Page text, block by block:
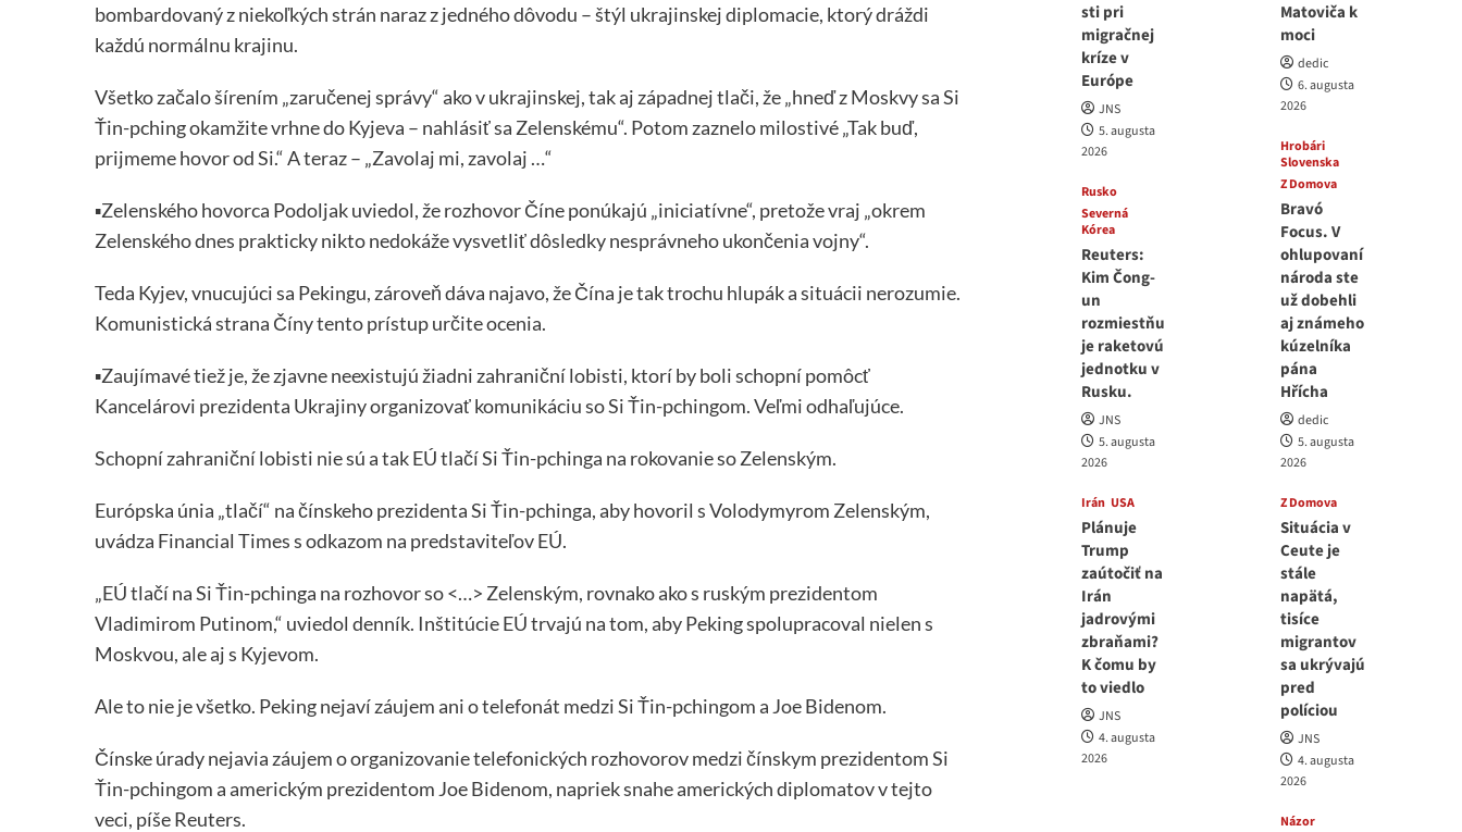
bombardovaný z niekoľkých strán naraz z jedného dôvodu – štýl ukrajinskej diplomacie, ktorý dráždi
každú normálnu krajinu.
Všetko začalo šírením „zaručenej správy“ ako v ukrajinskej, tak aj západnej tlači, že „hneď z Moskvy sa Si
Ťin-pching okamžite vrhne do Kyjeva – nahlásiť sa Zelenskému“. Potom zaznelo milostivé „Tak buď,
prijmeme hovor od Si.“ A teraz – „Zavolaj mi, zavolaj …“
▪️Zelenského hovorca Podoljak uviedol, že rozhovor Číne ponúkajú „iniciatívne“, pretože vraj „okrem
Zelenského dnes prakticky nikto nedokáže vysvetliť dôsledky nesprávneho ukončenia vojny“.
Teda Kyjev, vnucujúci sa Pekingu, zároveň dáva najavo, že Čína je tak trochu hlupák a situácii nerozumie.
Komunistická strana Číny tento prístup určite ocenia.
▪️Zaujímavé tiež je, že zjavne neexistujú žiadni zahraniční lobisti, ktorí by boli schopní pomôcť
Kancelárovi prezidenta Ukrajiny organizovať komunikáciu so Si Ťin-pchingom. Veľmi odhaľujúce.
Schopní zahraniční lobisti nie sú a tak EÚ tlačí Si Ťin-pchinga na rokovanie so Zelenským.
Európska únia „tlačí“ na čínskeho prezidenta Si Ťin-pchinga, aby hovoril s Volodymyrom Zelenským,
uvádza Financial Times s odkazom na predstaviteľov EÚ.
„EÚ tlačí na Si Ťin-pchinga na rozhovor so <…> Zelenským, rovnako ako s ruským prezidentom
Vladimirom Putinom,“ uviedol denník. Inštitúcie EÚ trvajú na tom, aby Peking spolupracoval nielen s
Moskvou, ale aj s Kyjevom.
Ale to nie je všetko. Peking nejaví záujem ani o telefonát medzi Si Ťin-pchingom a Joe Bidenom.
Čínske úrady nejavia záujem o organizovanie telefonických rozhovorov medzi čínskym prezidentom Si
Ťin-pchingom a americkým prezidentom Joe Bidenom, napriek snahe amerických diplomatov v tejto
veci, píše Reuters.
sti pri
migračnej
kríze v
Európe
JNS
5. augusta
2026
Rusko
Severná
Kórea
Reuters:
Kim Čong-
un
rozmiestňu
je raketovú
jednotku v
Rusku.
JNS
5. augusta
2026
Irán USA
Plánuje
Trump
zaútočiť na
Irán
jadrovými
zbraňami?
K čomu by
to viedlo
JNS
4. augusta
2026
Matoviča k
moci
dedic
6. augusta
2026
Hrobári
Slovenska
Z Domova
Bravó
Focus. V
ohlupovaní
národa ste
už dobehli
aj známeho
kúzelníka
pána
Hřícha
dedic
5. augusta
2026
Z Domova
Situácia v
Ceute je
stále
napätá,
tisíce
migrantov
sa ukrývajú
pred
políciou
JNS
4. augusta
2026
Názor